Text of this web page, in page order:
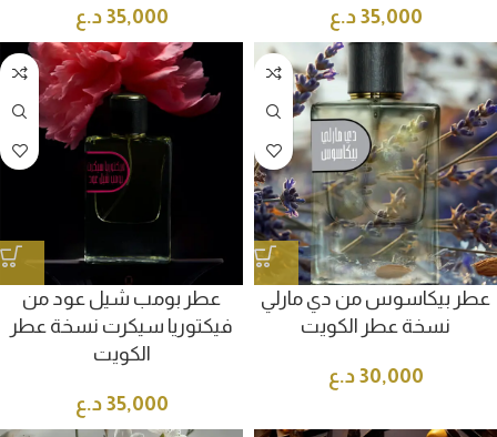
35,000 د.ع 35,000 د.ع
عطر بومب شيل عود من
فيكتوريا سيكرت نسخة عطر
الكويت
35,000 د.ع
عطر بيكاسوس من دي مارلي
نسخة عطر الكويت
30,000 د.ع